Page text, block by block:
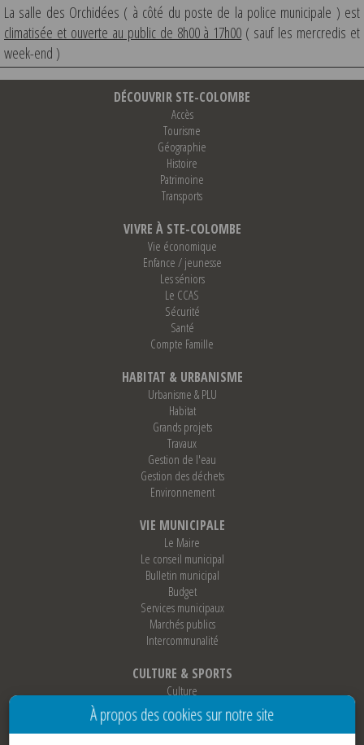
La salle des Orchidées ( à côté du poste de la police municipale ) est
climatisée et ouverte au public de 8h00 à 17h00 ( sauf les mercredis et
week-end )
DÉCOUVRIR STE-COLOMBE
Accès
Tourisme
Géographie
Histoire
Patrimoine
Transports
VIVRE À STE-COLOMBE
Vie économique
Enfance / jeunesse
Les séniors
Le CCAS
Sécurité
Santé
Compte Famille
HABITAT & URBANISME
Urbanisme & PLU
Habitat
Grands projets
Travaux
Gestion de l'eau
Gestion des déchets
Environnement
VIE MUNICIPALE
Le Maire
Le conseil municipal
Bulletin municipal
Budget
Services municipaux
Marchés publics
Intercommunalité
CULTURE & SPORTS
Culture
Sports
Loisirs
Associations
À propos des cookies sur notre site